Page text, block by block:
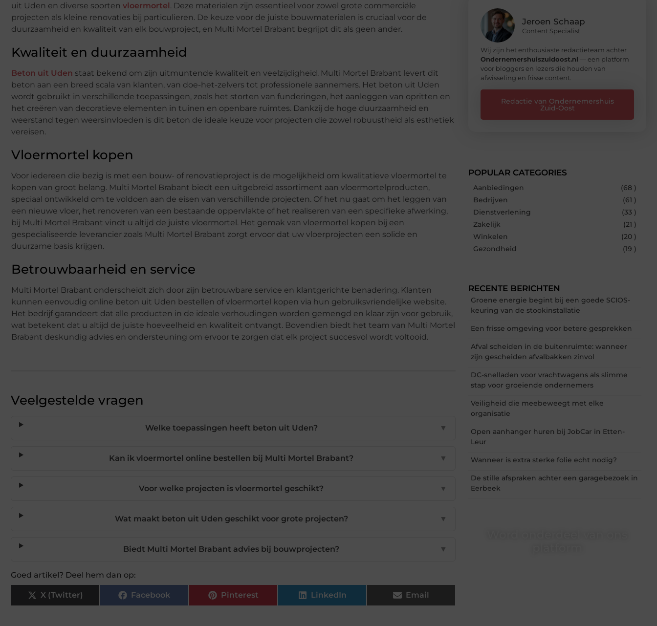
uit Uden en diverse soorten vloermortel. Deze materialen zijn essentieel voor zowel grote commerciële
projecten als kleine renovaties bij particulieren. De keuze voor de juiste bouwmaterialen is cruciaal voor de
duurzaamheid en kwaliteit van elk bouwproject, en Multi Mortel Brabant begrijpt dit als geen ander.
Kwaliteit en duurzaamheid
Beton uit Uden staat bekend om zijn uitmuntende kwaliteit en veelzijdigheid. Multi Mortel Brabant levert dit
beton aan een breed scala van klanten, van doe-het-zelvers tot professionele aannemers. Het beton uit Uden
wordt gebruikt in verschillende toepassingen, zoals het storten van funderingen, het aanleggen van opritten en
het creëren van decoratieve elementen in tuinen en openbare ruimtes. Dankzij de hoge duurzaamheid en
weerstand tegen weersinvloeden is dit beton de ideale keuze voor projecten die zowel robuustheid als esthetiek
vereisen.
Vloermortel kopen
Voor iedereen die bezig is met een bouw- of renovatieproject is de mogelijkheid om kwalitatieve vloermortel te
kopen van groot belang. Multi Mortel Brabant biedt een uitgebreid assortiment aan vloermortelproducten,
speciaal ontwikkeld om te voldoen aan de eisen van verschillende projecten. Of het nu gaat om het leggen van
een nieuwe vloer, het renoveren van een bestaande oppervlakte of het realiseren van een specifieke afwerking,
bij Multi Mortel Brabant vindt u altijd de juiste vloermortel. Het gemak van vloermortel kopen bij een
gespecialiseerde leverancier zoals Multi Mortel Brabant zorgt ervoor dat uw vloerprojecten een solide en
duurzame basis krijgen.
Betrouwbaarheid en service
Multi Mortel Brabant onderscheidt zich door zijn betrouwbare service en klantgerichte benadering. Klanten
kunnen eenvoudig online beton uit Uden bestellen of vloermortel kopen via hun gebruiksvriendelijke website.
Het bedrijf garandeert dat alle producten in de ideale verhoudingen worden gemengd en klaar zijn voor gebruik,
wat betekent dat u altijd de juiste hoeveelheid en kwaliteit ontvangt. Bovendien biedt het team van Multi Mortel
Brabant deskundig advies en ondersteuning om ervoor te zorgen dat elk project succesvol wordt voltooid.
Veelgestelde vragen
Welke toepassingen heeft beton uit Uden? ▼
Kan ik vloermortel online bestellen bij Multi Mortel Brabant? ▼
Voor welke projecten is vloermortel geschikt? ▼
Wat maakt beton uit Uden geschikt voor grote projecten? ▼
Biedt Multi Mortel Brabant advies bij bouwprojecten? ▼
Goed artikel? Deel hem dan op:
X (Twitter) Facebook Pinterest LinkedIn Email
Jeroen Schaap
Content Specialist
Wij zijn het enthousiaste redactieteam achter
Ondernemershuiszuidoost.nl — een platform
voor bloggers en lezers die houden van
afwisseling en frisse content.
Redactie van Ondernemershuis
Zuid-Oost
POPULAR CATEGORIES
Aanbiedingen
(68 )
Bedrijven
(61 )
Dienstverlening
(33 )
Zakelijk
(21 )
Winkelen
(20 )
Gezondheid
(19 )
RECENTE BERICHTEN
Groene energie begint bij een goede SCIOS-
keuring van de stookinstallatie
Een frisse omgeving voor betere gesprekken
Afval scheiden in de buitenruimte: wanneer
zijn gescheiden afvalbakken zinvol
DC-snelladen voor vrachtwagens als slimme
stap voor groeiende ondernemers
Veiligheid die meebeweegt met elke
organisatie
Open aanhanger huren bij JobCar in Etten-
Leur
Wanneer is extra sterke folie echt nodig?
De stille afspraken achter een garagebezoek in
Eerbeek